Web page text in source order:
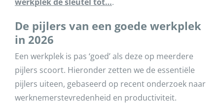
De pijlers van een goede werkplek
in 2026
Een werkplek is pas ‘goed’ als deze op meerdere
pijlers scoort. Hieronder zetten we de essentiële
pijlers uiteen, gebaseerd op recent onderzoek naar
werknemerstevredenheid en productiviteit.